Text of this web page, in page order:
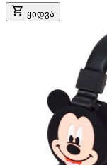
ყიდვა